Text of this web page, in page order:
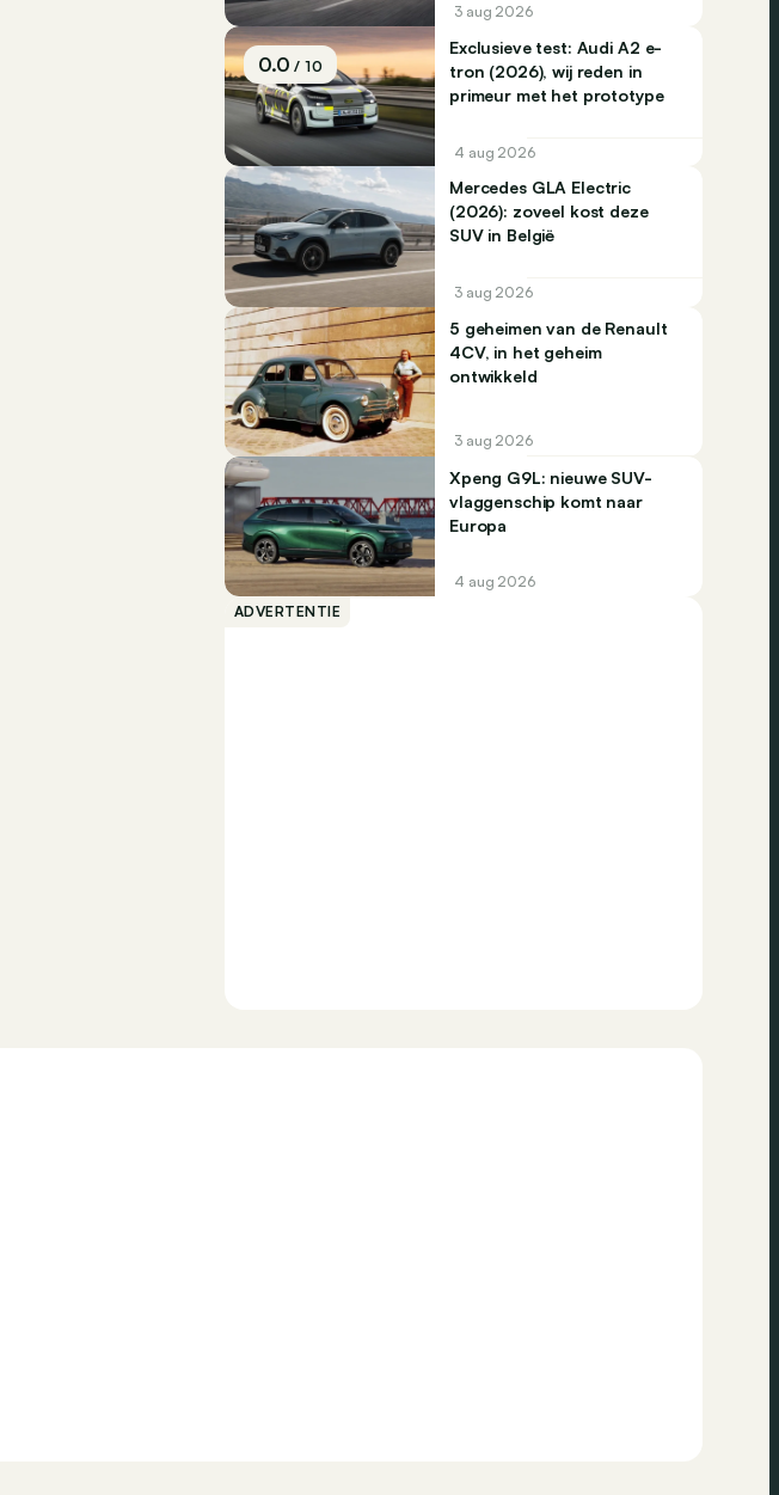
3 aug 2026
0.0/ 10
Exclusieve test: Audi A2 e-
tron (2026), wij reden in
primeur met het prototype
4 aug 2026
Mercedes GLA Electric
(2026): zoveel kost deze
SUV in België
3 aug 2026
5 geheimen van de Renault
4CV, in het geheim
ontwikkeld
3 aug 2026
Xpeng G9L: nieuwe SUV-
vlaggenschip komt naar
Europa
4 aug 2026
ADVERTENTIE